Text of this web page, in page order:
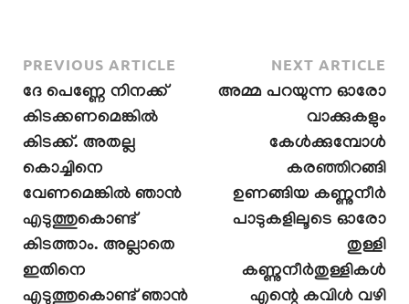
PREVIOUS ARTICLE
ദേ പെണ്ണേ നിനക്ക്
കിടക്കണമെങ്കിൽ
കിടക്ക്. അതല്ല
കൊച്ചിനെ
വേണമെങ്കിൽ ഞാൻ
എടുത്തുകൊണ്ട്
കിടത്താം. അല്ലാതെ
ഇതിനെ
എടുത്തുകൊണ്ട് ഞാൻ
NEXT ARTICLE
അമ്മ പറയുന്ന ഓരോ
വാക്കുകളും
കേൾക്കുമ്പോൾ
കരഞ്ഞിറങ്ങി
ഉണങ്ങിയ കണ്ണുനീർ
പാടുകളിലൂടെ ഓരോ
തുള്ളി
കണ്ണുനീർതുള്ളികൾ
എന്റെ കവിൾ വഴി